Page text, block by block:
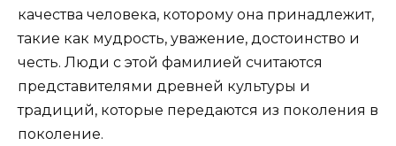
качества человека, которому она принадлежит,
такие как мудрость, уважение, достоинство и
честь. Люди с этой фамилией считаются
представителями древней культуры и
традиций, которые передаются из поколения в
поколение.